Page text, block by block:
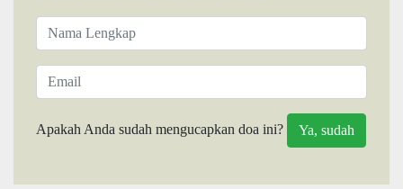
Apakah Anda sudah mengucapkan doa ini?